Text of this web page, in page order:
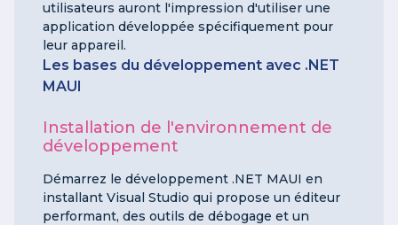
utilisateurs auront l'impression d'utiliser une
application développée spécifiquement pour
leur appareil.
Les bases du développement avec .NET
MAUI
Installation de l'environnement de
développement
Démarrez le développement .NET MAUI en
installant Visual Studio qui propose un éditeur
performant, des outils de débogage et un